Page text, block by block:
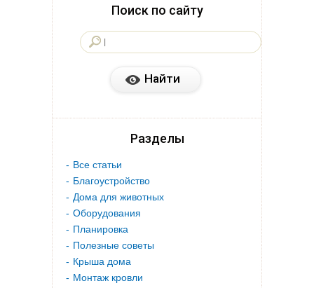
Поиск по сайту
Разделы
Все статьи
Благоустройство
Дома для животных
Оборудования
Планировка
Полезные советы
Крыша дома
Монтаж кровли